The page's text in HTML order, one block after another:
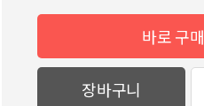
바로 구
장바구니